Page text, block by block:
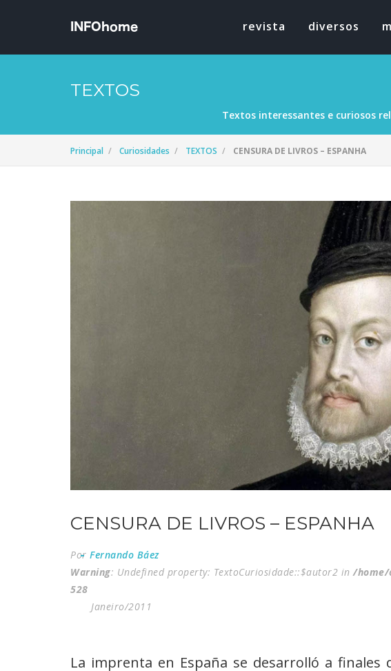
revista diversos
TEXTOS
Textos interessantes e curiosos
Principal Curiosidades TEXTOS CENSURA DE LIVROS – ESPANHA
CENSURA DE LIVROS – ESPANHA
Por Fernando Báez
Warning: Undefined property: TextoCuriosidade::$autor2 in /home/
528
Janeiro/2011
La imprenta en España se desarrolló a finales